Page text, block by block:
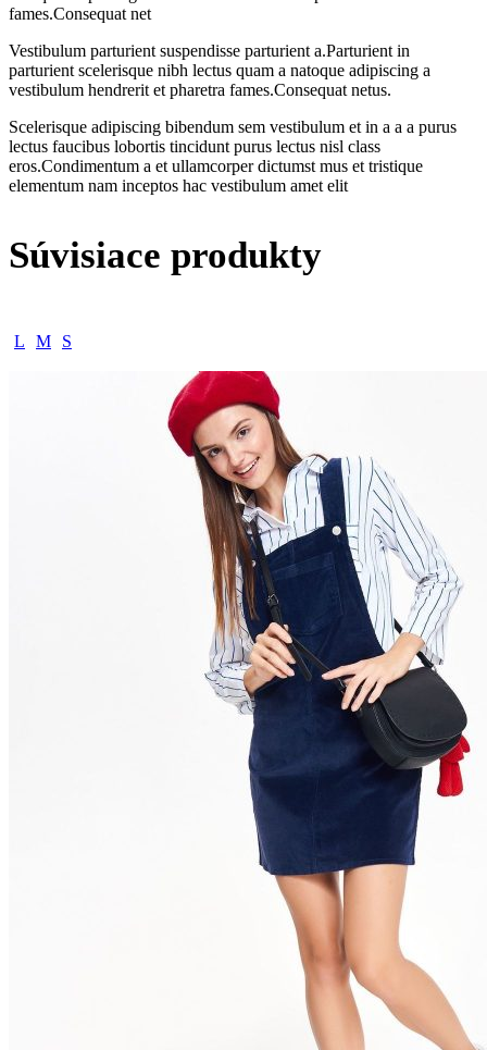
fames.Consequat net
Vestibulum parturient suspendisse parturient a.Parturient in
parturient scelerisque nibh lectus quam a natoque adipiscing a
vestibulum hendrerit et pharetra fames.Consequat netus.
Scelerisque adipiscing bibendum sem vestibulum et in a a a purus
lectus faucibus lobortis tincidunt purus lectus nisl class
eros.Condimentum a et ullamcorper dictumst mus et tristique
elementum nam inceptos hac vestibulum amet elit
Súvisiace produkty
L M S